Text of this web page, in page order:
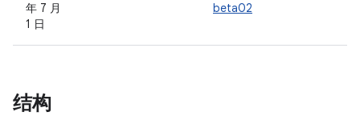
年 7 月
1 日
beta02
结构